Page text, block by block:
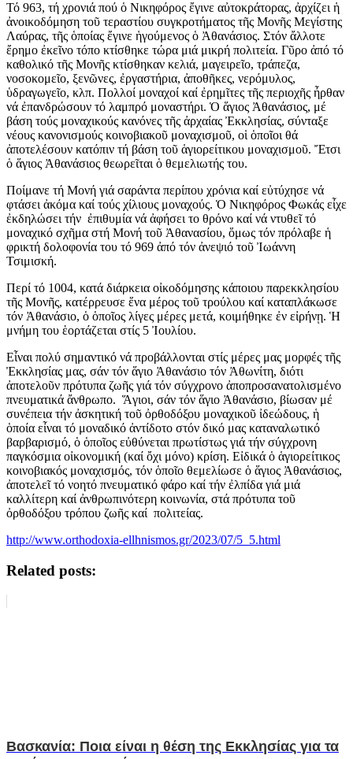
Τό 963, τή χρονιά πού ὁ Νικηφόρος ἔγινε αὐτοκράτορας, ἀρχίζει ἡ
ἀνοικοδόμηση τοῦ τεραστίου συγκροτήματος τῆς Μονῆς Μεγίστης
Λαύρας, τῆς ὁποίας ἔγινε ἡγούμενος ὁ Ἀθανάσιος. Στόν ἄλλοτε
ἔρημο ἐκεῖνο τόπο κτίσθηκε τώρα μιά μικρή πολιτεία. Γῦρο ἀπό τό
καθολικό τῆς Μονῆς κτίσθηκαν κελιά, μαγειρεῖο, τράπεζα,
νοσοκομεῖο, ξενῶνες, ἐργαστήρια, ἀποθῆκες, νερόμυλος,
ὑδραγωγεῖο, κλπ. Πολλοί μοναχοί καί ἐρημῖτες τῆς περιοχῆς ἦρθαν
νά ἐπανδρώσουν τό λαμπρό μοναστήρι. Ὁ ἅγιος Ἀθανάσιος, μέ
βάση τούς μοναχικούς κανόνες τῆς ἀρχαίας Ἐκκλησίας, σύνταξε
νέους κανονισμούς κοινοβιακοῦ μοναχισμοῦ, οἱ ὁποῖοι θά
ἀποτελέσουν κατόπιν τή βάση τοῦ ἁγιορείτικου μοναχισμοῦ. Ἔτσι
ὁ ἅγιος Ἀθανάσιος θεωρεῖται ὁ θεμελιωτής του.
Ποίμανε τή Μονή γιά σαράντα περίπου χρόνια καί εὐτύχησε νά
φτάσει ἀκόμα καί τούς χίλιους μοναχούς. Ὁ Νικηφόρος Φωκάς εἶχε
ἐκδηλώσει τήν ἐπιθυμία νά ἀφήσει το θρόνο καί νά ντυθεῖ τό
μοναχικό σχῆμα στή Μονή τοῦ Ἀθανασίου, ὅμως τόν πρόλαβε ἡ
φρικτή δολοφονία του τό 969 ἀπό τόν ἀνεψιό τοῦ Ἰωάννη
Τσιμισκή.
Περί τό 1004, κατά διάρκεια οἰκοδόμησης κάποιου παρεκκλησίου
τῆς Μονῆς, κατέρρευσε ἕνα μέρος τοῦ τρούλου καί καταπλάκωσε
τόν Ἀθανάσιο, ὁ ὁποῖος λίγες μέρες μετά, κοιμήθηκε ἐν εἰρήνῃ. Ἡ
μνήμη του ἑορτάζεται στίς 5 Ἰουλίου.
Εἶναι πολύ σημαντικό νά προβάλλονται στίς μέρες μας μορφές τῆς
Ἐκκλησίας μας, σάν τόν ἅγιο Ἀθανάσιο τόν Ἀθωνίτη, διότι
ἀποτελοῦν πρότυπα ζωῆς γιά τόν σύγχρονο ἀποπροσανατολισμένο
πνευματικά ἄνθρωπο. Ἅγιοι, σάν τόν ἅγιο Ἀθανάσιο, βίωσαν μέ
συνέπεια τήν ἀσκητική τοῦ ὀρθοδόξου μοναχικοῦ ἰδεώδους, ἡ
ὁποία εἶναι τό μοναδικό ἀντίδοτο στόν δικό μας καταναλωτικό
βαρβαρισμό, ὁ ὁποῖος εὐθύνεται πρωτίστως γιά τήν σύγχρονη
παγκόσμια οἰκονομική (καί ὄχι μόνο) κρίση. Εἰδικά ὁ ἁγιορείτικος
κοινοβιακός μοναχισμός, τόν ὁποῖο θεμελίωσε ὁ ἅγιος Ἀθανάσιος,
ἀποτελεῖ τό νοητό πνευματικό φάρο καί τήν ἐλπίδα γιά μιά
καλλίτερη καί ἀνθρωπινότερη κοινωνία, στά πρότυπα τοῦ
ὀρθοδόξου τρόπου ζωῆς καί πολιτείας.
http://www.orthodoxia-ellhnismos.gr/2023/07/5_5.html
Related posts:
Βασκανία: Ποια είναι η θέση της Εκκλησίας για τα